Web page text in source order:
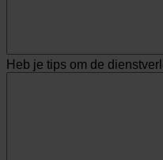
Heb je tips om de